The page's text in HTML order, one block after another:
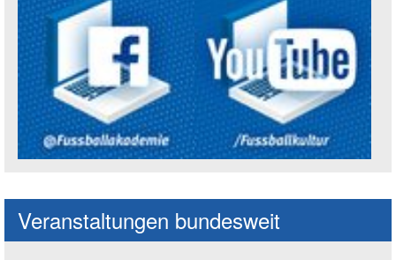
Social Media Kanäle der Akademie
Veranstaltungen bundesweit